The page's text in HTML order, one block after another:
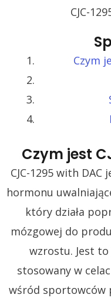
CJC-
Czym
Czym jest
CJC-1295 with
hormonu
który działa
mózgowej do
wzrostu. Jest
stosowany w
wśród sportowców